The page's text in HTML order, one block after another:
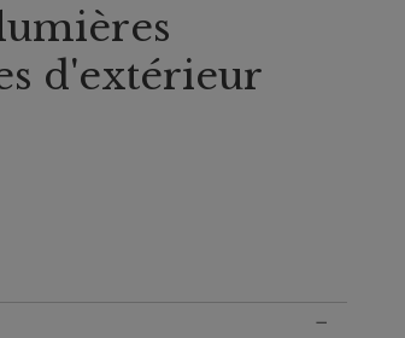
d'extérieur
−